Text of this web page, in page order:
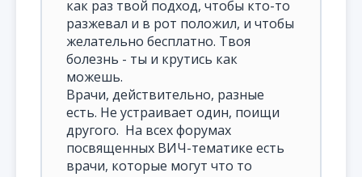
как раз твой подход, чтобы кто-то
разжевал и в рот положил, и чтобы
желательно бесплатно. Твоя
болезнь - ты и крутись как
можешь.
Врачи, действительно, разные
есть. Не устраивает один, поищи
другого. На всех форумах
посвященных ВИЧ-тематике есть
врачи, которые могут что то